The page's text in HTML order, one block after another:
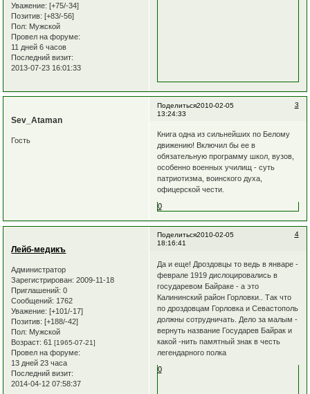
Уважение: [+75/-34]
Позитив: [+83/-56]
Пол: Мужской
Провел на форуме:
11 дней 6 часов
Последний визит:
2013-07-23 16:01:33
Поделиться 3
2010-02-05
13:24:33
Sev_Ataman
Гость
Книга одна из сильнейших по Белому
движению! Включил бы ее в
обязательную программу школ, вузов,
особенно военных училищ - суть
патриотизма, воинского духа,
офицерской чести.
0
Поделиться 4
2010-02-05
18:16:41
Лейб-медикъ
Администратор
Зарегистрирован: 2009-11-18
Приглашений: 0
Сообщений: 1762
Уважение: [+101/-17]
Позитив: [+188/-42]
Пол: Мужской
Возраст: 61[1965-07-21]
Провел на форуме:
13 дней 23 часа
Последний визит:
2014-04-12 07:58:37
Да и еще! Дроздовцы то ведь в январе -
феврале 1919 дислоцировались в
государевом Байраке - а это
Калининский район Горловки.. Так что
по дроздовцам Горловка и Севастополь
должны сотрудничать. Дело за малым -
вернуть название Государев Байрак и
какой -нить памятный знак в честь
легендарного полка
0